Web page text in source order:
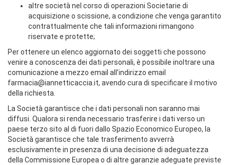
altre società nel corso di operazioni Societarie di
acquisizione o scissione, a condizione che venga garantito
contrattualmente che tali informazioni rimangono
riservate e protette;
Per ottenere un elenco aggiornato dei soggetti che possono
venire a conoscenza dei dati personali, è possibile inoltrare una
comunicazione a mezzo email all’indirizzo email
farmacia@iannetticaccia.it, avendo cura di specificare il motivo
della richiesta.
La Società garantisce che i dati personali non saranno mai
diffusi. Qualora si renda necessario trasferire i dati verso un
paese terzo sito al di fuori dallo Spazio Economico Europeo, la
Società garantisce che tale trasferimento avverrà
esclusivamente in presenza di una decisione di adeguatezza
della Commissione Europea o di altre garanzie adeguate previste